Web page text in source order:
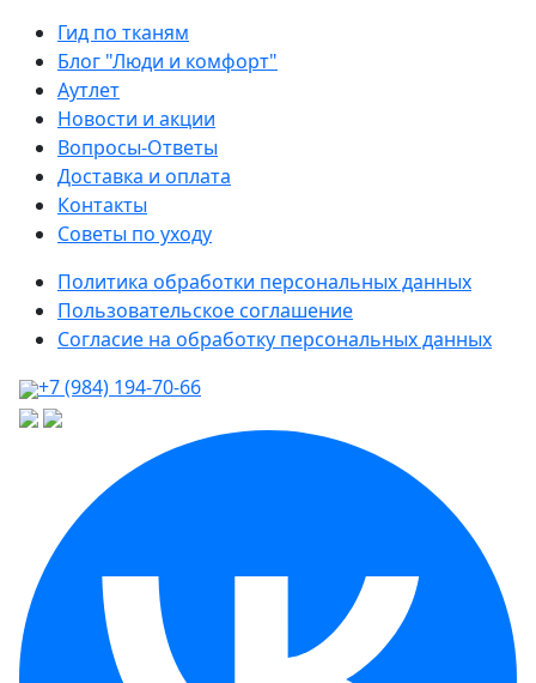
Гид по тканям
Блог "Люди и комфорт"
Аутлет
Новости и акции
Вопросы-Ответы
Доставка и оплата
Контакты
Советы по уходу
Политика обработки персональных данных
Пользовательское соглашение
Согласие на обработку персональных данных
+7 (984) 194-70-66